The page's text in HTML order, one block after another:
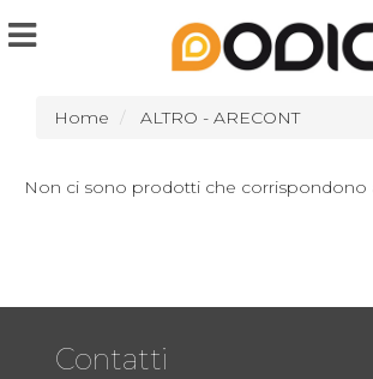
Home ALTRO - ARECONT
Non ci sono prodotti che corrispondono
Contatti